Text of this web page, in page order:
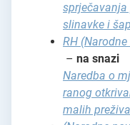
slinavke i
RH
– na snazi
Naredba o
ranog
malih